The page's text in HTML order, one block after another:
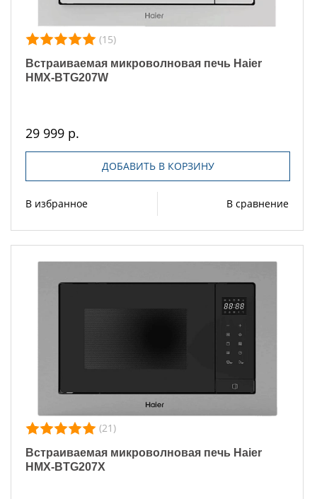
(15)
Встраиваемая микроволновая печь Haier
HMX-BTG207W
29 999 р.
ДОБАВИТЬ В КОРЗИНУ
В избранное В сравнение
(21)
Встраиваемая микроволновая печь Haier
HMX-BTG207X